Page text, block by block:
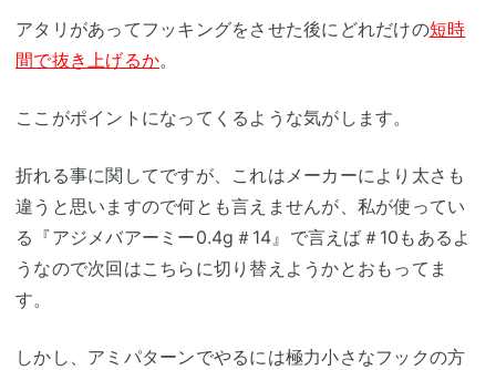
アタリがあってフッキングをさせた後にどれだけの短時
間で抜き上げるか。
ここがポイントになってくるような気がします。
折れる事に関してですが、これはメーカーにより太さも
違うと思いますので何とも言えませんが、私が使ってい
る『アジメバアーミー0.4g＃14』で言えば＃10もあるよ
うなので次回はこちらに切り替えようかとおもってま
す。
しかし、アミパターンでやるには極力小さなフックの方